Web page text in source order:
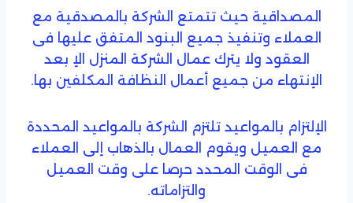
المصداقية حيث تتمتع الشركة بالمصدقية مع
العملاء وتنفيذ جميع البنود المتفق عليها فى
العقود ولا يترك عمال الشركة المنزل الإ بعد
الإنتهاء من جميع أعمال النظافة المكلفين بها.
الإلتزام بالمواعيد تلتزم الشركة بالمواعيد المحددة
مع العميل ويقوم العمال بالذهاب إلى العملاء
فى الوقت المحدد حرصا على وقت العميل
والتزاماته.